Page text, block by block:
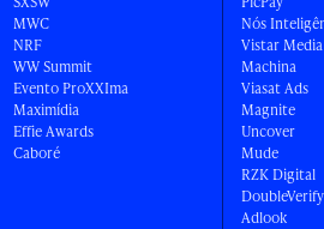
MWC
NRF
WW Summit
Evento ProXXIma
Maximídia
Effie Awards
Caboré
Nós
Vistar Media
Machina
Viasat Ads
Magnite
Uncover
Mude
RZK Digital
DoubleVerify
Adlook